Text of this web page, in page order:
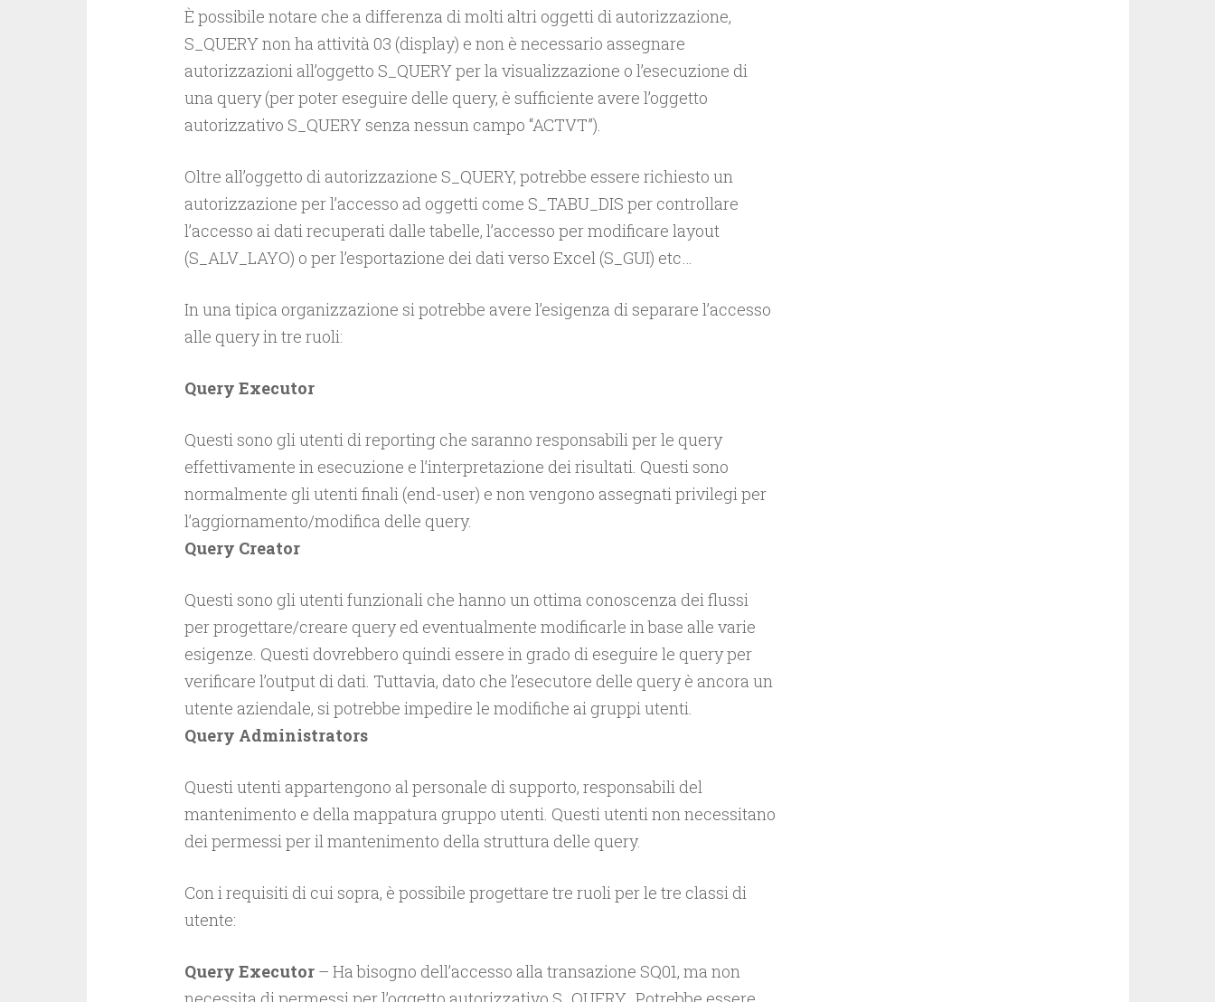
È possibile notare che a differenza di molti altri oggetti di autorizzazione,
S_QUERY non ha attività 03 (display) e non è necessario assegnare
autorizzazioni all’oggetto S_QUERY per la visualizzazione o l’esecuzione di
una query (per poter eseguire delle query, è sufficiente avere l’oggetto
autorizzativo S_QUERY senza nessun campo “ACTVT”).
Oltre all’oggetto di autorizzazione S_QUERY, potrebbe essere richiesto un
autorizzazione per l’accesso ad oggetti come S_TABU_DIS per controllare
l’accesso ai dati recuperati dalle tabelle, l’accesso per modificare layout
(S_ALV_LAYO) o per l’esportazione dei dati verso Excel (S_GUI) etc…
In una tipica organizzazione si potrebbe avere l’esigenza di separare l’accesso
alle query in tre ruoli:
Query Executor
Questi sono gli utenti di reporting che saranno responsabili per le query
effettivamente in esecuzione e l’interpretazione dei risultati. Questi sono
normalmente gli utenti finali (end-user) e non vengono assegnati privilegi per
l’aggiornamento/modifica delle query.
Query Creator
Questi sono gli utenti funzionali che hanno un ottima conoscenza dei flussi
per progettare/creare query ed eventualmente modificarle in base alle varie
esigenze. Questi dovrebbero quindi essere in grado di eseguire le query per
verificare l’output di dati. Tuttavia, dato che l’esecutore delle query è ancora un
utente aziendale, si potrebbe impedire le modifiche ai gruppi utenti.
Query Administrators
Questi utenti appartengono al personale di supporto, responsabili del
mantenimento e della mappatura gruppo utenti. Questi utenti non necessitano
dei permessi per il mantenimento della struttura delle query.
Con i requisiti di cui sopra, è possibile progettare tre ruoli per le tre classi di
utente:
Query Executor– Ha bisogno dell’accesso alla transazione SQ01, ma non